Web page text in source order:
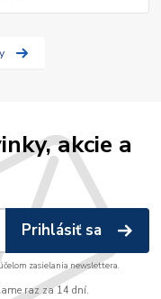
akcie a
Prihlásiť sa
zasielania newslettera.
raz za 14 dní.